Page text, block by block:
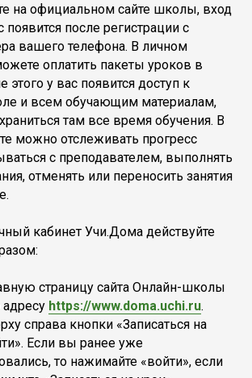
на официальном сайте школы, вход
после регистрации с
вашего телефона. В личном
оплатить пакеты уроков в
у вас появится доступ к
и всем обучающим материалам,
там все время обучения. В
можно отслеживать прогресс
с преподавателем, выполнять
отменять или переносить занятия
кабинет Учи.Дома действуйте
страницу сайта Онлайн-школы
https://www.doma.uchi.ru.
справа кнопки «Записаться на
Если вы ранее уже
то нажимайте «войти», если